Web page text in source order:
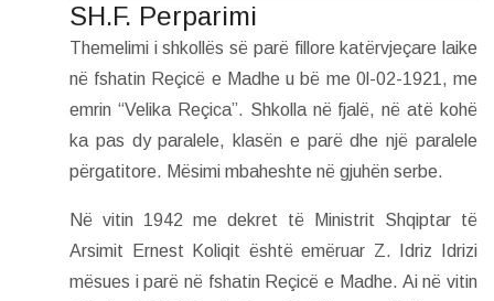
SH.F. Perparimi
Themelimi i shkollës së parë fillore katërvjeçare laike
në fshatin Reçicë e Madhe u bë me 0l-02-1921, me
emrin “Velika Reçica”. Shkolla në fjalë, në atë kohë
ka pas dy paralele, klasën e parë dhe një paralele
përgatitore. Mësimi mbaheshte në gjuhën serbe.
Në vitin 1942 me dekret të Ministrit Shqiptar të
Arsimit Ernest Koliqit është emëruar Z. Idriz Idrizi
mësues i parë në fshatin Reçicë e Madhe. Ai në vitin